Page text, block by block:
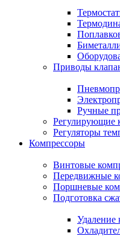
Приводы
Ручные
Регулирующие
Регуляторы
Компрессоры
Винтовые
Передвижные
Поршневые
Подготовка
Удаление